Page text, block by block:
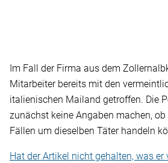
Im Fall der Firma aus dem
Mitarbeiter bereits mit den
italienischen Mailand getroffen. Die
zunächst keine Angaben machen,
Fällen um dieselben Täter handeln
Hat der Artikel nicht gehalten, was er